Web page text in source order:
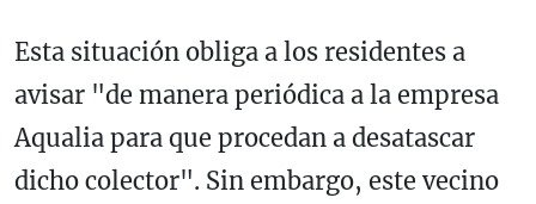
Esta situación obliga a los residentes a
avisar "de manera periódica a la empresa
Aqualia para que procedan a desatascar
dicho colector". Sin embargo, este vecino